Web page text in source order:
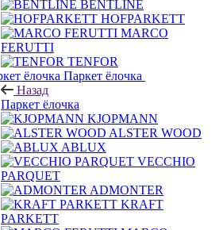
BENTLINE
HOFPARKETT
MARCO
FERUTTI
TENFOR
Паркет ёлочка
Назад
Паркет ёлочка
KJOPMANN
ALSTER WOOD
ABLUX
VECCHIO
PARQUET
ADMONTER
KRAFT
PARKETT